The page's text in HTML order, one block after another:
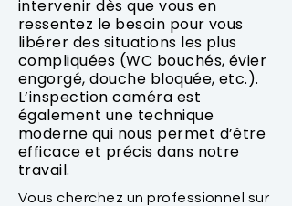
intervenir dès que vous en
ressentez le besoin pour vous
libérer des situations les plus
compliquées (WC bouchés, évier
engorgé, douche bloquée, etc.).
L’inspection caméra est
également une technique
moderne qui nous permet d’être
efficace et précis dans notre
travail.
Vous cherchez un professionnel sur